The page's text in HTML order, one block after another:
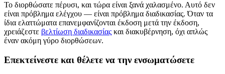
Το διορθώσατε πέρυσι, και τώρα είναι ξανά χαλασμένο. Αυτό δεν
είναι πρόβλημα ελέγχου — είναι πρόβλημα διαδικασίας. Όταν τα
ίδια ελαττώματα επανεμφανίζονται έκδοση μετά την έκδοση,
χρειάζεστε βελτίωση διαδικασίας και διακυβέρνηση, όχι απλώς
έναν ακόμη γύρο διορθώσεων.
Επεκτείνεστε και θέλετε να την ενσωματώσετε